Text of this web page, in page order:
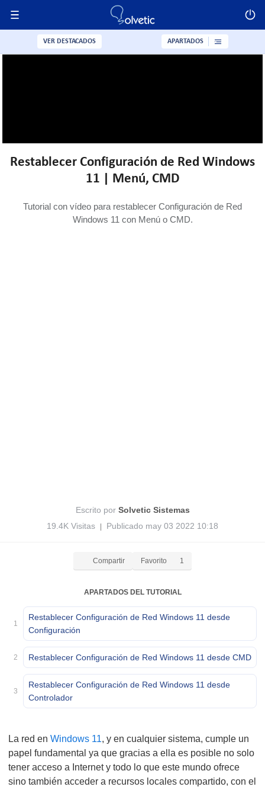
Restablecer Configuración de Red Windows
11 | Menú, CMD
Tutorial con vídeo para restablecer Configuración de Red
Windows 11 con Menú o CMD.
Escrito por Solvetic Sistemas
19.4K Visitas
Publicado may 03 2022 10:18
Compartir Favorito 1
APARTADOS DEL TUTORIAL
1
Restablecer Configuración de Red Windows 11 desde
Configuración
2 Restablecer Configuración de Red Windows 11 desde CMD
3
Restablecer Configuración de Red Windows 11 desde
Controlador
La red en Windows 11, y en cualquier sistema, cumple un
papel fundamental ya que gracias a ella es posible no solo
tener acceso a Internet y todo lo que este mundo ofrece
sino también acceder a recursos locales compartido, con el
VER DESTACADOS APARTADOS